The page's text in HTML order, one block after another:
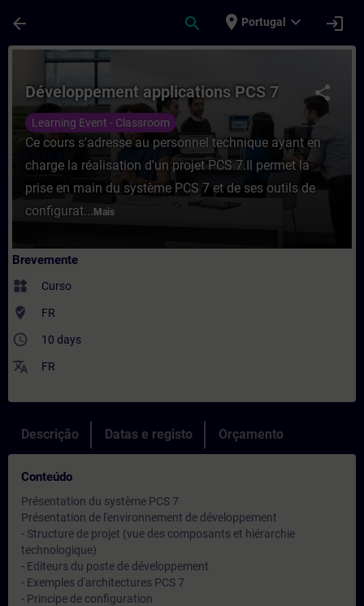
arrow_back search place Portugal expand_more login
Curso - Développement applications
share
Développement applications PCS 7
Learning Event - Classroom
Ce cours s'adresse au personnel technique ayant en
charge la réalisation d'un projet PCS 7.Il permet la
prise en main du système PCS 7 et de ses outils de
configurat... Mais
Brevemente
widgets Curso
where_to_vote FR
access_time 10 days
translate FR
Descrição Datas e registo Orçamento
Conteúdo
Présentation du système PCS 7
Présentation de l'environnement de développement
- Structure de projet (vue des composants et hiérarchie
technologique)
- Editeurs du poste de développement
- Exemples d'architectures PCS 7
- Principe de configuration